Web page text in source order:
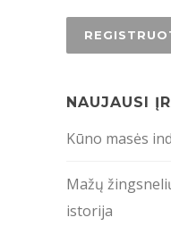
NAUJAUSI
Kūno masės
Mažų
istorija